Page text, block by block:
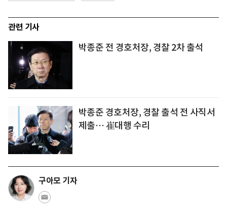
관련 기사
박종준 전 경호처장, 경찰 2차 출석
박종준 경호처장, 경찰 출석 전 사직서
제출… 崔대행 수리
구아모 기자